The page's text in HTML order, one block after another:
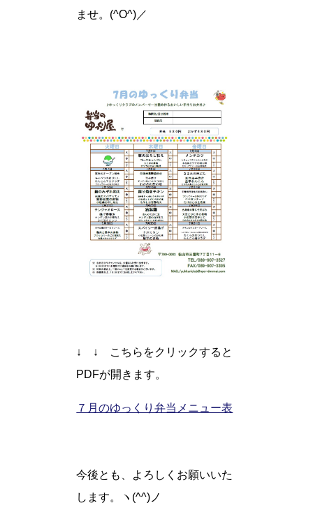
ませ。(^O^)／
↓ ↓ こちらをクリックすると
PDFが開きます。
７月のゆっくり弁当メニュー表
今後とも、よろしくお願いいた
します。ヽ(^^)ノ